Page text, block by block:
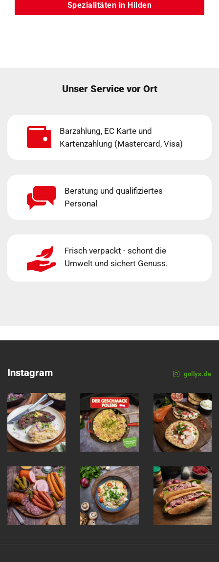
Spezialitäten in Hilden
Unser Service vor Ort
Barzahlung, EC Karte und
Kartenzahlung (Mastercard, Visa)
Beratung und qualifiziertes
Personal
Frisch verpackt - schont die
Umwelt und sichert Genuss.
Instagram gollys.de